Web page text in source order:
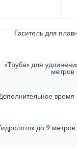
Гаситель для
«Труба» для
метров
Гидролоток до 9